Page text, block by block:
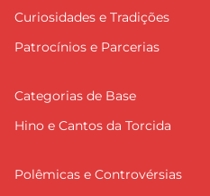
Curiosidades e Tradições
Patrocínios e Parcerias
Categorias de Base
Hino e Cantos da Torcida
Polêmicas e Controvérsias